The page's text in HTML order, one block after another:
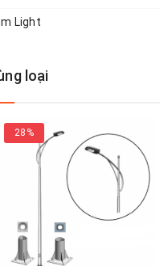
và chi nhánh
Tiên Sơn, Bắc Ninh
Tín, Hà Nội
SX)
Light
loại
28%